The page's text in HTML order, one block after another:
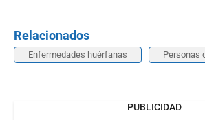
Relacionados
Enfermedades huérfanas Personas
PUBLICIDAD